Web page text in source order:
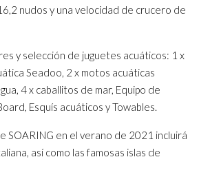
nudos y una velocidad de crucero de
y selección de juguetes acuáticos: 1 x
Seadoo, 2 x motos acuáticas
4 x caballitos de mar, Equipo de
Esquís acuáticos y Towables.
SOARING en el verano de 2021 incluirá
así como las famosas islas de